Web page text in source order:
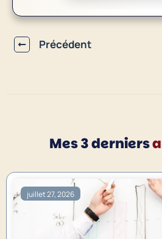
Précédent
Mes 3 derniers
juillet 27, 2026